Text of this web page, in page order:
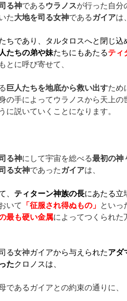
る神である ウラノスが行った自分
た大地を司る女神である ガイアは、
ちであり、タルタロスへと閉じ込
たちの弟や妹たちにもあたるティ
とに呼び寄せて、
巨人たちを地底から救い出すため
身の手によってウラノスから天上
に説いていくことになります。
る神にして宇宙を総べる最初の神
る女神であった ガイアは、
、 ティターン神族の長にあたる立
いて 「征服され得ぬもの」 といっ
最も硬い金属によってつくられた
る女神ガイアから与えられたアダ
たクロノスは、
であるガイアとの約束の通りに、